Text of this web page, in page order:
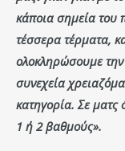
κάποια σημεία του
τέσσερα τέρματα,
ολοκληρώσουμε
συνεχεία
κατηγορία. Σε ματς
1 ή 2 βαθμούς».